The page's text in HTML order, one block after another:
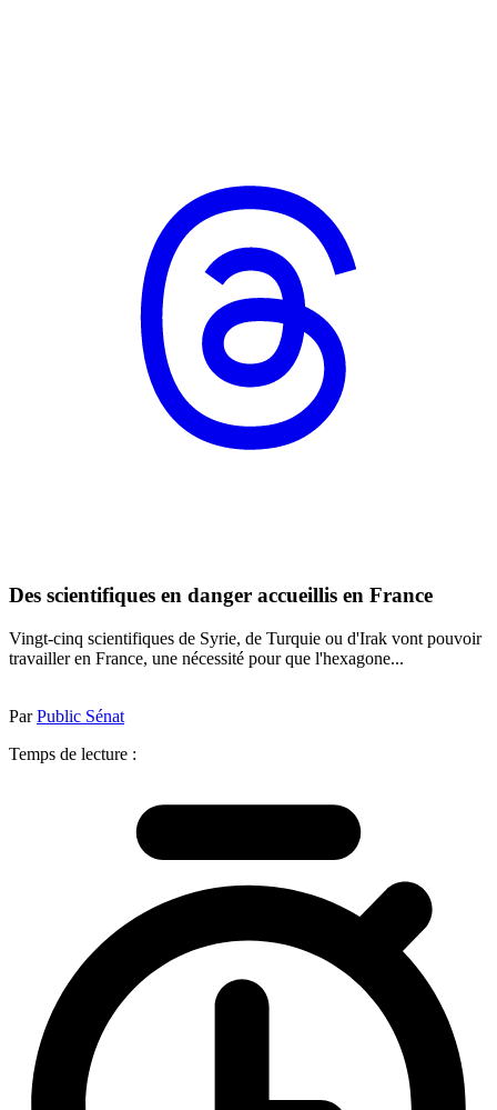
Des scientifiques en danger accueillis en France
Vingt-cinq scientifiques de Syrie, de Turquie ou d'Irak vont pouvoir
travailler en France, une nécessité pour que l'hexagone...
ParPublic Sénat
Temps de lecture :